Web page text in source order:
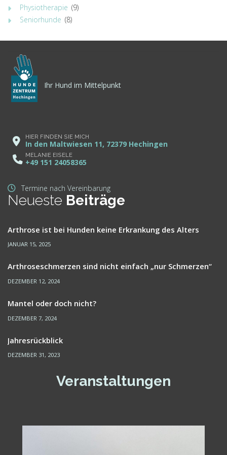
Physiotherapie (9)
Seniorhunde (8)
Ihr Hund im Mittelpunkt
HIER FINDEN SIE MICH
In den Maltwiesen 11, 72379 Hechingen
MELANIE EISELE
+49 151 24058365
Termine nach Vereinbarung
Neueste Beiträge
Arthrose ist bei Hunden keine Erkrankung des Alters
JANUAR 15, 2025
Arthroseschmerzen sind nicht einfach „nur Schmerzen“
DEZEMBER 12, 2024
Mantel oder doch nicht?
DEZEMBER 7, 2024
Jahresrückblick
DEZEMBER 31, 2023
Veranstaltungen